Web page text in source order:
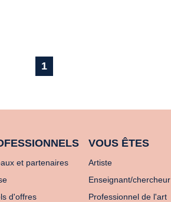
1
et partenaires
d'offres
VOUS ÊTES
Artiste
Enseignant/chercheur
Professionnel de l'art